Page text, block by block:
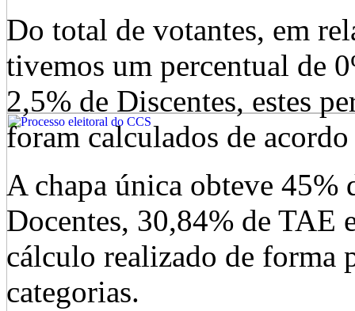
Do total de votantes, em
tivemos um percentual de
2,5% de Discentes, estes
foram calculados de
A chapa única obteve 45%
Docentes, 30,84% de TAE
cálculo realizado de forma
categorias.